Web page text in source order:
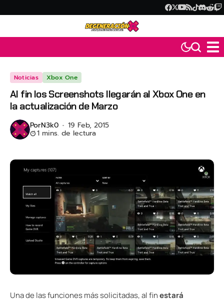
Noticias Xbox One
Al fin los Screenshots llegarán al Xbox One en
la actualización de Marzo
PorN3k0 19 Feb, 2015
1 mins. de lectura
Una de las funciones más solicitadas, al finestará